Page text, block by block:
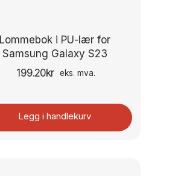
Lommebok i PU-lær for
Samsung Galaxy S23
199.20kr eks. mva.
Legg i handlekurv